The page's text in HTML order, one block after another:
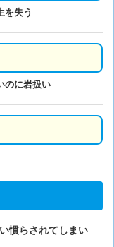
を失う
のに岩扱い
慣らされてしまい